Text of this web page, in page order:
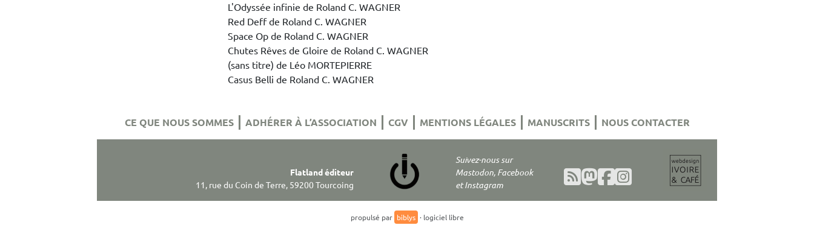
L'Odyssée infinie de Roland C. WAGNER
Red Deff de Roland C. WAGNER
Space Op de Roland C. WAGNER
Chutes Rêves de Gloire de Roland C. WAGNER
(sans titre) de Léo MORTEPIERRE
Casus Belli de Roland C. WAGNER
CE QUE NOUS SOMMES ADHÉRER À L’ASSOCIATION CGV MENTIONS LÉGALES MANUSCRITS NOUS CONTACTER
Flatland éditeur
11, rue du Coin de Terre, 59200 Tourcoing
Suivez-nous sur
Mastodon, Facebook
et Instagram
propulsé par biblys · logiciel libre